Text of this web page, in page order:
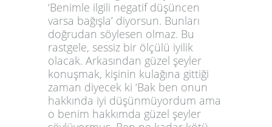
‘Benimle ilgili negatif düşüncen
varsa bağışla’ diyorsun. Bunları
doğrudan söylesen olmaz. Bu
rastgele, sessiz bir ölçülü iyilik
olacak. Arkasından güzel şeyler
konuşmak, kişinin kulağına gittiği
zaman diyecek ki ‘Bak ben onun
hakkında iyi düşünmüyordum ama
o benim hakkımda güzel şeyler